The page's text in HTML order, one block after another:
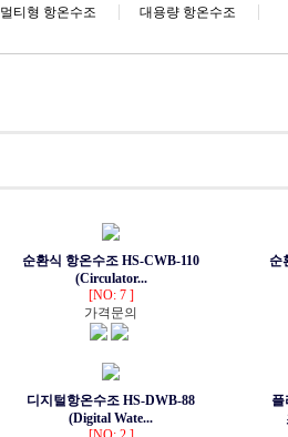
멀티형 항온수조
대용량 항온수조
순환식 항온수조 HS-CWB-110
(Circulator...
[NO: 7 ]
가격문의
순
디지털항온수조 HS-DWB-88
(Digital Wate...
플